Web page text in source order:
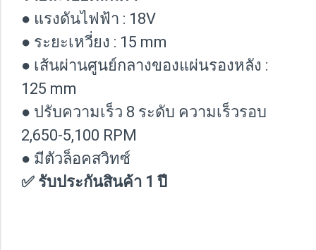
● แรงดันไฟฟ้า : 18V
● ระยะเหวี่ยง : 15 mm
● เส้นผ่านศูนย์กลางของแผ่นรองหลัง :
125 mm
● ปรับความเร็ว 8 ระดับ ความเร็วรอบ
2,650-5,100 RPM
● มีตัวล็อคสวิทซ์
✅ รับประกันสินค้า 1 ปี